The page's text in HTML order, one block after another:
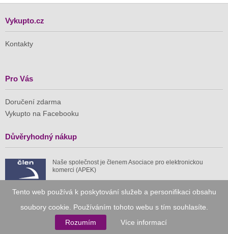
Tento web používá k poskytování služeb a personifikaci obsahu
soubory cookie. Používáním tohoto webu s tím souhlasíte.
Rozumím
Více informací
Vykupto.cz
Kontakty
Pro Vás
Doručení zdarma
Vykupto na Facebooku
Důvěryhodný nákup
Naše společnost je členem Asociace pro elektronickou
komerci (APEK)